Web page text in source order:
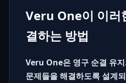
Veru One이 이러
결하는 방법
Veru One은 영구 순결 유
문제들을 해결하도록 설계